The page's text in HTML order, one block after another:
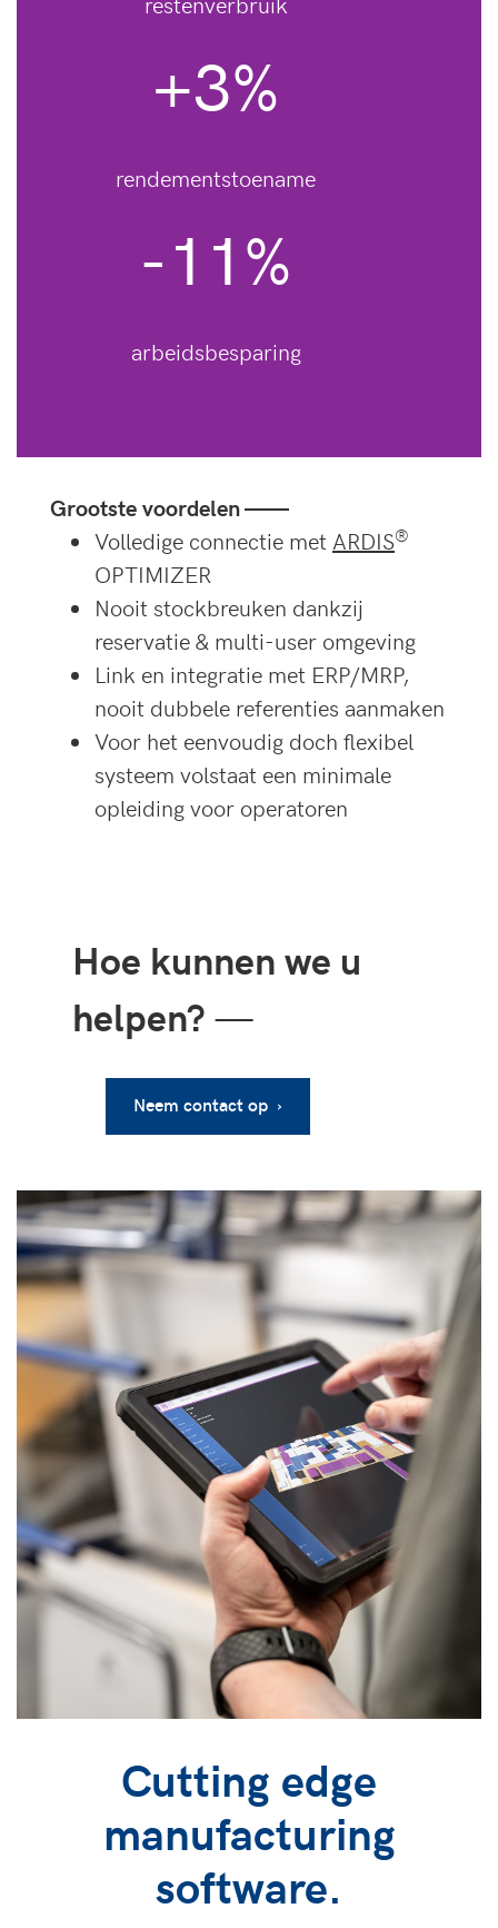
+3%
rendementstoename
-11%
arbeidsbesparing
Grootste voordelen ——
Volledige connectie met ARDIS®
OPTIMIZER
Nooit stockbreuken dankzij
reservatie & multi-user omgeving
Link en integratie met ERP/MRP,
nooit dubbele referenties aanmaken
Voor het eenvoudig doch flexibel
systeem volstaat een minimale
opleiding voor operatoren
Hoe kunnen we u
helpen?—
Neem contact op ›
Cutting edge
manufacturing
software.